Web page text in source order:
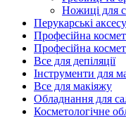
Ножиці для
Перукарські
Професійна
Професійна
Все для депіляції
Інструменти для
Все для макіяжу
Обладнання для
Косметологічне